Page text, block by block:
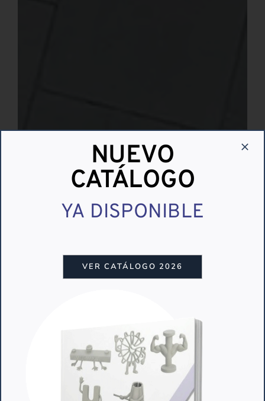
juntas de goma para moldes
prefabricados de hormigónson elementos
clave para conseguir un cierre sobresaliente
entre las partes móviles de los mismos.
NUEVO
CATÁLOGO
YA DISPONIBLE
VER CATÁLOGO 2026